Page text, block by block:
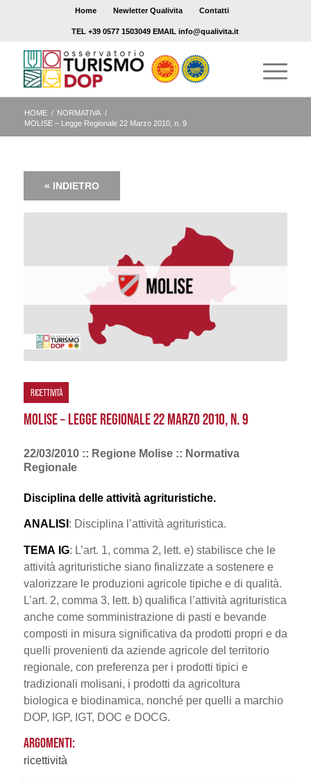
Home Newletter Qualivita Contatti
TEL +39 0577 1503049 EMAIL info@qualivita.it
HOME / NORMATIVA /
MOLISE – Legge Regionale 22 Marzo 2010, n. 9
« INDIETRO
RICETTIVITÀ
MOLISE – LEGGE REGIONALE 22 MARZO 2010, N. 9
22/03/2010 :: Regione Molise :: Normativa
Regionale
Disciplina delle attività agrituristiche.
ANALISI : Disciplina l’attività agrituristica.
TEMA IG: L’art. 1, comma 2, lett. e) stabilisce che le
attività agrituristiche siano finalizzate a sostenere e
valorizzare le produzioni agricole tipiche e di qualità.
L’art. 2, comma 3, lett. b) qualifica l’attività agrituristica
anche come somministrazione di pasti e bevande
composti in misura significativa da prodotti propri e da
quelli provenienti da aziende agricole del territorio
regionale, con preferenza per i prodotti tipici e
tradizionali molisani, i prodotti da agricoltura
biologica e biodinamica, nonché per quelli a marchio
DOP, IGP, IGT, DOC e DOCG.
ARGOMENTI:
ricettività